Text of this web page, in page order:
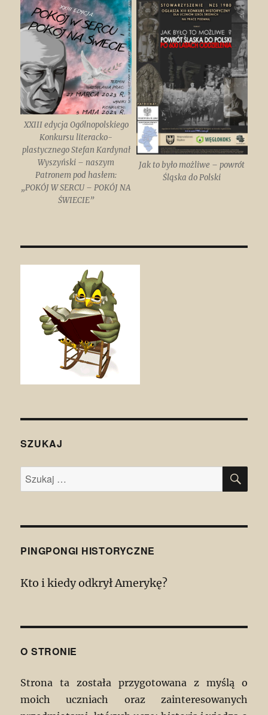
XXIII edycja Ogólnopolskiego
Konkursu literacko-
plastycznego Stefan Kardynał
Wyszyński – naszym
Patronem pod hasłem:
„POKÓJ W SERCU – POKÓJ NA
ŚWIECIE”
Jak to było możliwe – powrót
Śląska do Polski
SZUKAJ
Szukaj:
PINGPONGI HISTORYCZNE
Kto i kiedy odkrył Amerykę?
O STRONIE
Strona ta została przygotowana z myślą o
moich uczniach oraz zainteresowanych